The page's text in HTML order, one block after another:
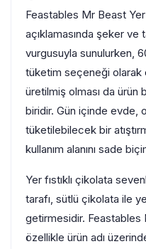
Feastables Mr Beast Yer
açıklamasında şeker ve
vurgusuyla sunulurken,
tüketim seçeneği olarak
üretilmiş olması da ürün
biridir. Gün içinde evde,
tüketilebilecek bir
kullanım alanını sade
Yer fıstıklı çikolata
tarafı, sütlü çikolata ile
getirmesidir. Feastables
özellikle ürün adı